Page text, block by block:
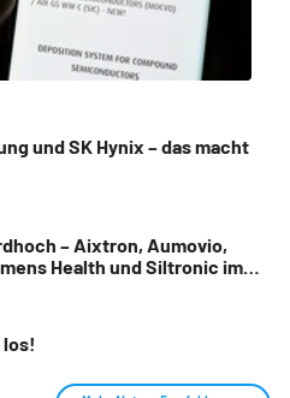
und SK Hynix – das macht
– Aixtron, Aumovio,
Health und Siltronic im